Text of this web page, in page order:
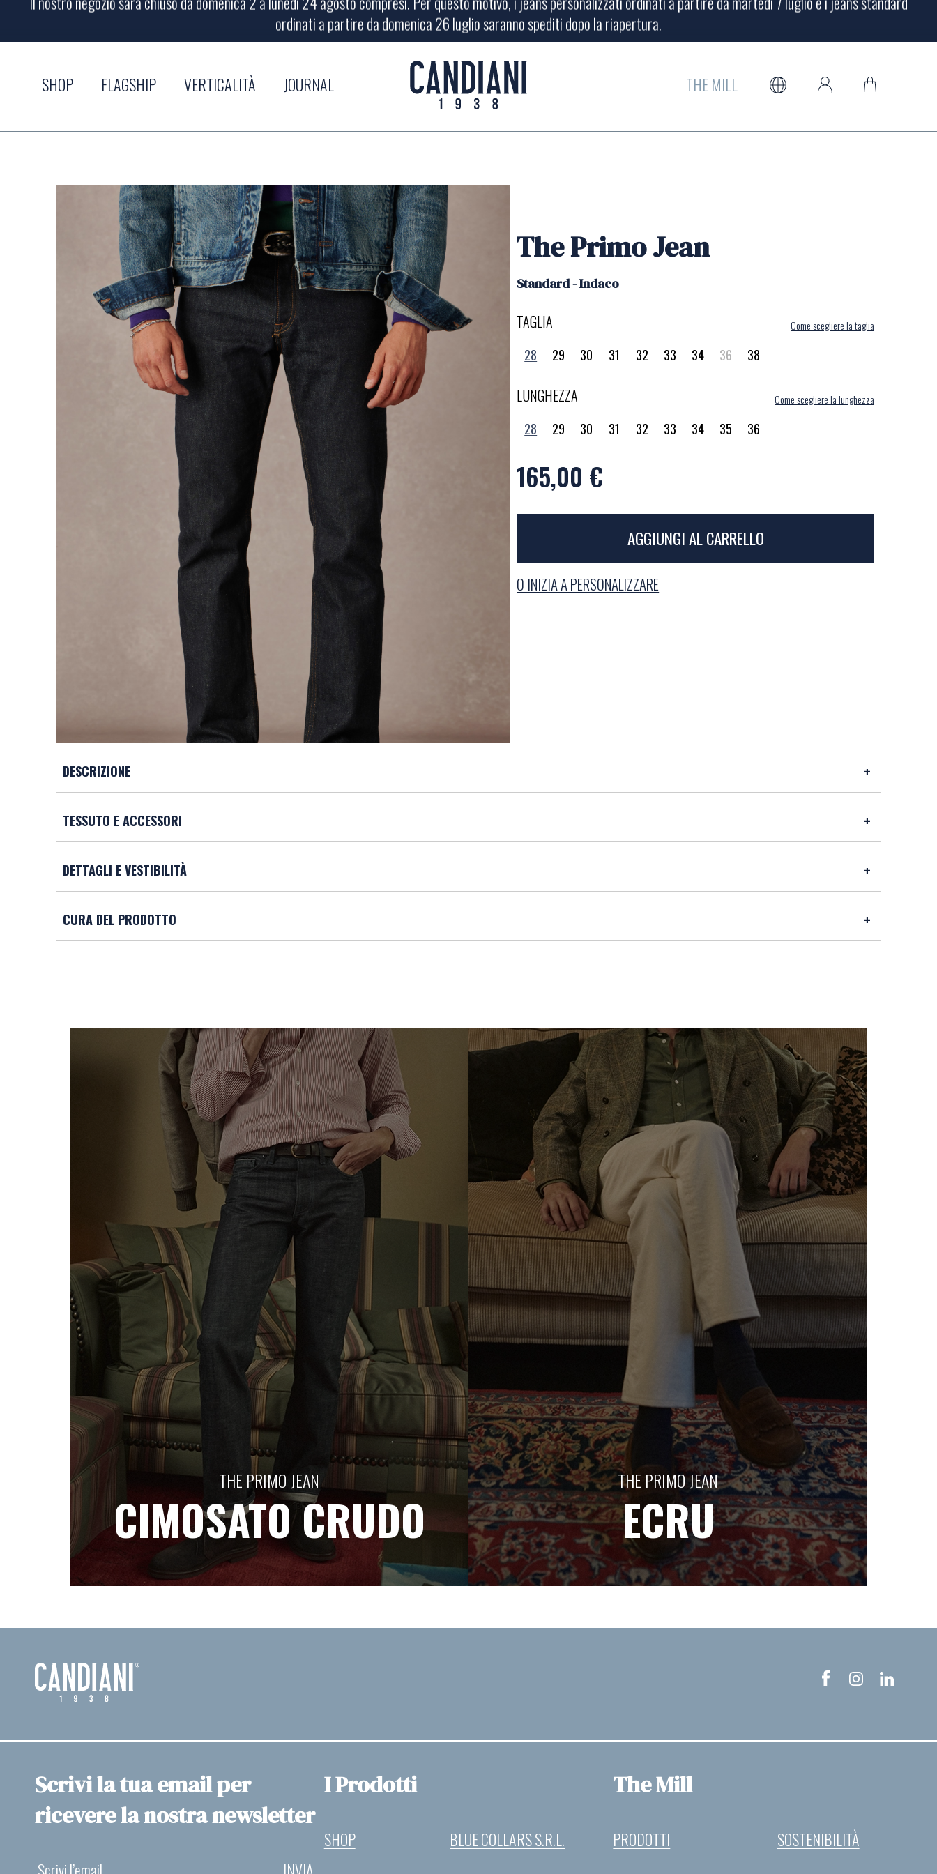
ordinati a partire da domenica 26 luglio saranno spediti dopo la riapertura.
Il nostro negozio sarà chiuso da domenica 2 a lunedì 24 agosto compresi. Per questo motivo, i jeans personalizzati ordinati a partire da martedì 7 luglio e i jeans standard
ordinati a partire da domenica 26 luglio saranno spediti dopo la riapertura.
SHOP
FLAGSHIP VERTICALITÀ JOURNAL THE MILL
DESCRIZIONE +
TESSUTO E ACCESSORI +
DETTAGLI E VESTIBILITÀ +
CURA DEL PRODOTTO +
The Primo Jean
Standard -Indaco
TAGLIA Come scegliere la taglia
28 29 30 31 32 33 34 36 38
LUNGHEZZA Come scegliere la lunghezza
28 29 30 31 32 33 34 35 36
165,00 €
AGGIUNGI AL CARRELLO
O INIZIA A PERSONALIZZARE
THE PRIMO JEAN
CIMOSATO CRUDO
THE PRIMO JEAN
ECRU
Scrivi la tua email per
ricevere la nostra newsletter
I Prodotti
SHOP BLUE COLLARS S.R.L.
The Mill
PRODOTTI SOSTENIBILITÀ